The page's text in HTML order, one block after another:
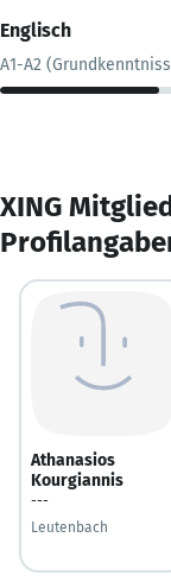
Englisch
A1-A2
XING
Athanasios
Kourgiannis
---
Leutenbach